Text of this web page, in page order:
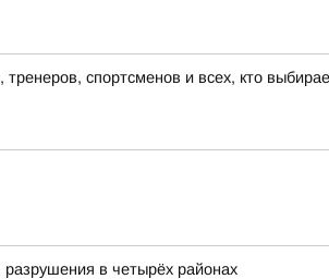
спортсменов и всех, кто
разрушения в четырёх районах